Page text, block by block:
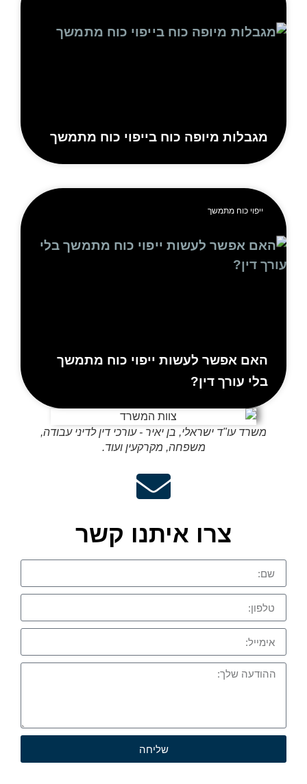
מיופה כוח בייפוי כוח מתמשך
ייפוי כוח מתמשך
אפשר לעשות ייפוי כוח מתמשך
עורך דין?
משרד עו"ד ישראלי, בן יאיר - עורכי דין לדיני עבודה,
משפחה, מקרקעין ועוד.
צרו איתנו קשר